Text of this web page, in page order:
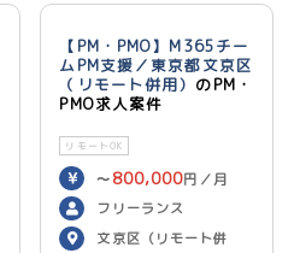
【PM・PMO】M365チー
ムPM支援／東京都文京区
（リモート併用） のPM・
PMO求人案件
リモートOK
〜 800,000円／月
フリーランス
文京区（リモート併